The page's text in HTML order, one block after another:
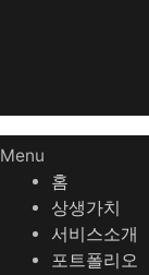
Menu
홈
상생가치
서비스소개
포트폴리오